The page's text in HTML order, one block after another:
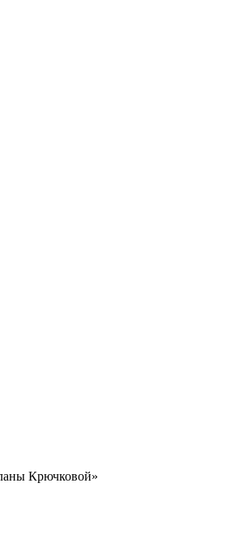
Крючковой»